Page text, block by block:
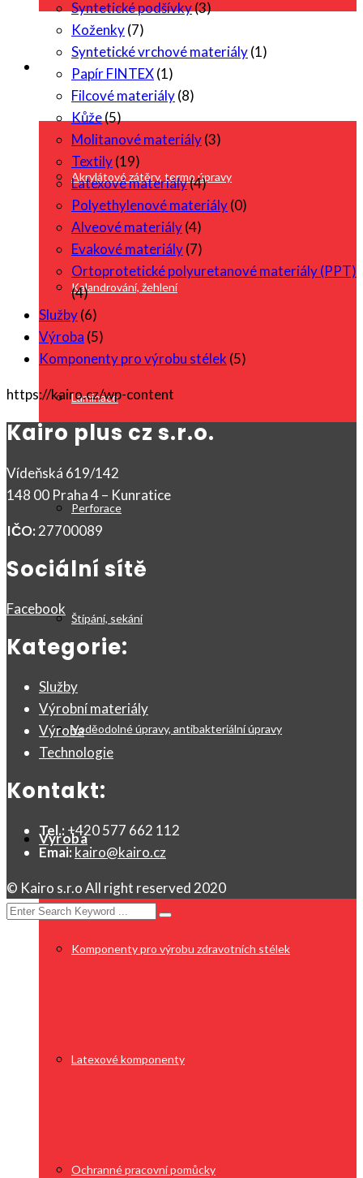
Služby
Akrylátové zátěry, termo úpravy
Kalandrování, žehlení
Laminace
Perforace
Štípání, sekání
Voděodolné úpravy, antibakteriální úpravy
Výroba
Komponenty pro výrobu zdravotních stélek
Latexové komponenty
Ochranné pracovní pomůcky
Syntetické podšívky(3)
Koženky(7)
Syntetické vrchové materiály(1)
Papír FINTEX(1)
Filcové materiály(8)
Kůže(5)
Molitanové materiály(3)
Textily(19)
Latexové materiály(4)
Polyethylenové materiály(0)
Alveové materiály(4)
Evakové materiály(7)
Ortoprotetické polyuretanové materiály (PPT)
(4)
Služby(6)
Výroba (5)
Komponenty pro výrobu stélek (5)
https://kairo.cz/wp-content
Kairo plus cz s.r.o.
Vídeňská 619/142
148 00 Praha 4 – Kunratice
IČO: 27700089
Sociální sítě
Facebook
Kategorie:
Služby
Výrobní materiály
Výroba
Technologie
Kontakt:
Tel.: +420 577 662 112
Emai: kairo@kairo.cz
© Kairo s.r.o All right reserved 2020